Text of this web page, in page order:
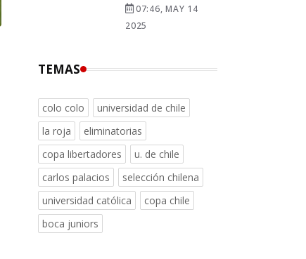
07:46, MAY 14
2025
TEMAS
colo colo
universidad de chile
la roja
eliminatorias
copa libertadores
u. de chile
carlos palacios
selección chilena
universidad católica
copa chile
boca juniors